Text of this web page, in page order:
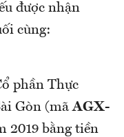
được nhận
cùng:
phần Thực
Gòn (mãAGX-
2019 bằng tiền